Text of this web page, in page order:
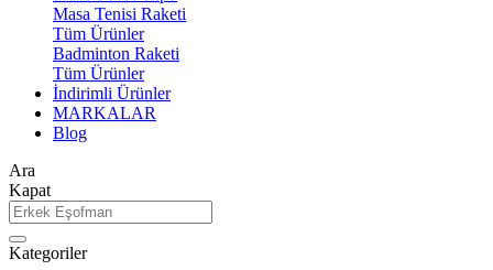
Masa Tenisi Raketi
Tüm Ürünler
Badminton Raketi
Tüm Ürünler
İndirimli Ürünler
MARKALAR
Blog
Ara
Kapat
Kategoriler